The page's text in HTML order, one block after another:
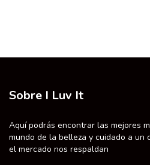
Sobre I Luv It
Aquí podrás encontrar las mejores
mundo de la belleza y cuidado a un
el mercado nos respaldan